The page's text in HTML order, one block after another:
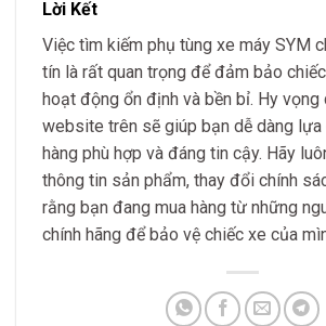
Lời Kết
Việc tìm kiếm phụ tùng xe máy SYM
tín là rất quan trọng để đảm bảo
hoạt động ổn định và bền bỉ. Hy vọng
website trên sẽ giúp bạn dễ dàng lựa
hàng phù hợp và đáng tin cậy. Hãy
thông tin sản phẩm, thay đổi chính
rằng bạn đang mua hàng từ những
chính hãng để bảo vệ chiếc xe của